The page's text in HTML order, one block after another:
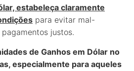
estabeleça claramente
para evitar mal-
justos.
de Ganhos em Dólar no
especialmente para aqueles